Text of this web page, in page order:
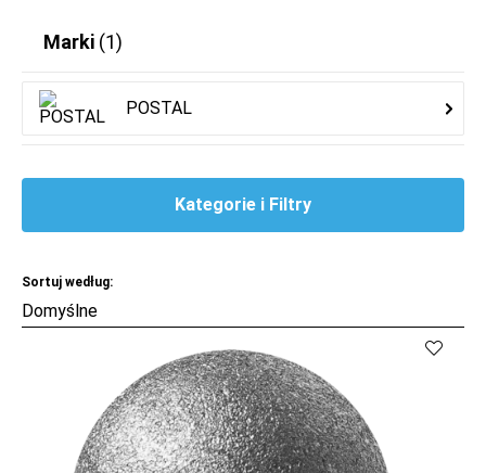
Marki (1)
POSTAL
Kategorie i Filtry
Sortuj według: